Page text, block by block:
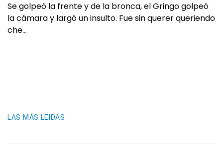
Se golpeó la frente y de la bronca, el Gringo golpeó
la cámara y largó un insulto. Fue sin querer queriendo
che…
LAS MÁS LEIDAS